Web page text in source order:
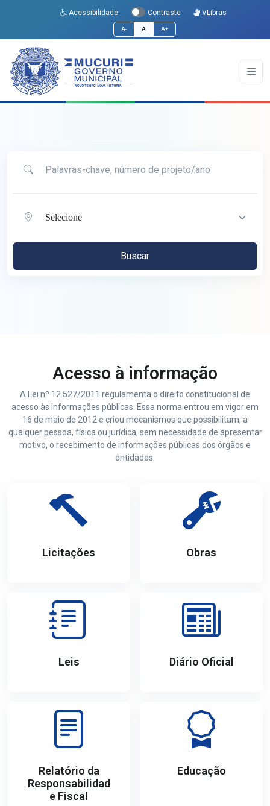
Acessibilidade Contraste VLibras
A- A A+
Palavras-chave, número de projeto/ano
Buscar
Acesso à informação
A Lei nº 12.527/2011 regulamenta o direito constitucional de
acesso às informações públicas. Essa norma entrou em vigor em
16 de maio de 2012 e criou mecanismos que possibilitam, a
qualquer pessoa, física ou jurídica, sem necessidade de apresentar
motivo, o recebimento de informações públicas dos órgãos e
entidades.
Licitações Obras
Leis Diário Oficial
Relatório da
Responsabilidad
e Fiscal
Educação